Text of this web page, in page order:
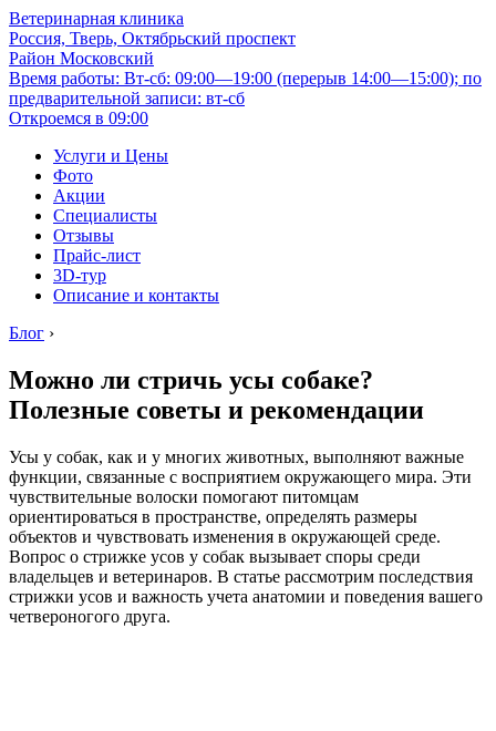
Ветеринарная клиника
Россия, Тверь, Октябрьский проспект
Район Московский
Время работы: Вт-сб: 09:00—19:00 (перерыв 14:00—15:00); по
предварительной записи: вт-сб
Откроемся в 09:00
Услуги и Цены
Фото
Акции
Специалисты
Отзывы
Прайс-лист
3D-тур
Описание и контакты
Блог ›
Можно ли стричь усы собаке?
Полезные советы и рекомендации
Усы у собак, как и у многих животных, выполняют важные
функции, связанные с восприятием окружающего мира. Эти
чувствительные волоски помогают питомцам
ориентироваться в пространстве, определять размеры
объектов и чувствовать изменения в окружающей среде.
Вопрос о стрижке усов у собак вызывает споры среди
владельцев и ветеринаров. В статье рассмотрим последствия
стрижки усов и важность учета анатомии и поведения вашего
четвероногого друга.